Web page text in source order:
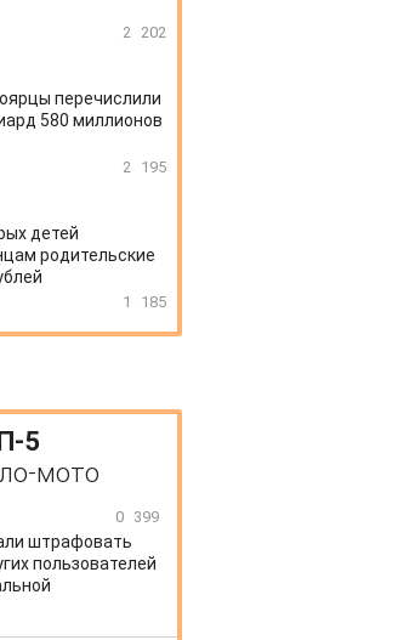
2 202
перечислили
580 миллионов
2 195
детей
родительские
1 185
5
мото
0 399
штрафовать
пользователей